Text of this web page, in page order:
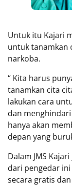
Untuk itu Kajari
untuk tanamkan
narkoba.
“ Kita harus
tanamkan cita
lakukan cara
dan
hanya akan
depan yang
Dalam JMS
dari pengedar
secara gratis